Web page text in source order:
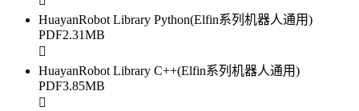
HuayanRobot Library Python(Elfin系列机器人通用)
PDF2.31MB
HuayanRobot Library C++(Elfin系列机器人通用)
PDF3.85MB